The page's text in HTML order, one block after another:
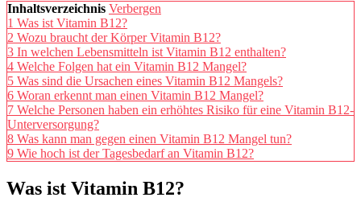
Inhaltsverzeichnis Verbergen
1 Was ist Vitamin B12?
2 Wozu braucht der Körper Vitamin B12?
3 In welchen Lebensmitteln ist Vitamin B12 enthalten?
4 Welche Folgen hat ein Vitamin B12 Mangel?
5 Was sind die Ursachen eines Vitamin B12 Mangels?
6 Woran erkennt man einen Vitamin B12 Mangel?
7 Welche Personen haben ein erhöhtes Risiko für eine Vitamin B12-
Unterversorgung?
8 Was kann man gegen einen Vitamin B12 Mangel tun?
9 Wie hoch ist der Tagesbedarf an Vitamin B12?
Was ist Vitamin B12?